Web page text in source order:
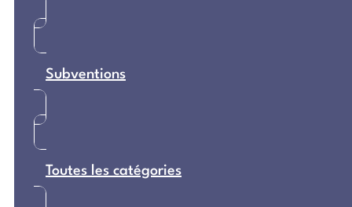
Subventions
Toutes les catégories